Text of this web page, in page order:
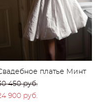
платье Минт
450 pуб.
900 pуб.